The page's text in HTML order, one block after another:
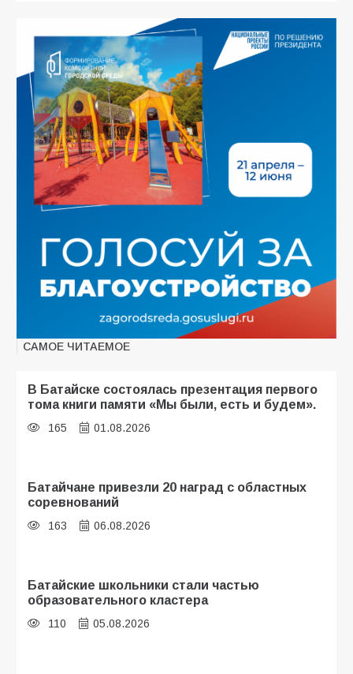
САМОЕ ЧИТАЕМОЕ
В Батайске состоялась презентация первого
тома книги памяти «Мы были, есть и будем».
165 01.08.2026
Батайчане привезли 20 наград с областных
соревнований
163 06.08.2026
Батайские школьники стали частью
образовательного кластера
110 05.08.2026